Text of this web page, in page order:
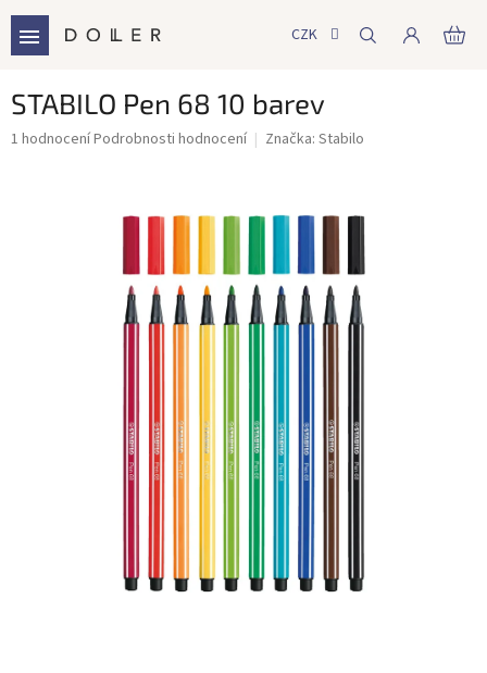
obsah
CZK
STABILO Pen 68 10 barev
Průměrné
1 hodnoceníPodrobnosti hodnocení Značka: Stabilo